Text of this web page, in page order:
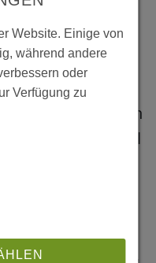
weiter: "Am
werden wir
wir nun die
Wir haben
Außengelände viel
und hatten
im Fokus.
naturnahe
und
Website. Einige von
während andere
oder
Verfügung zu